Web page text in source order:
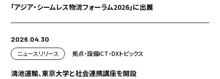
「アジア・シームレス物流フォーラム2026」に出展
2026.04.30
ニュースリリース
拠点・設備ICT・DXトピックス
鴻池運輸、東京大学と社会連携講座を開設